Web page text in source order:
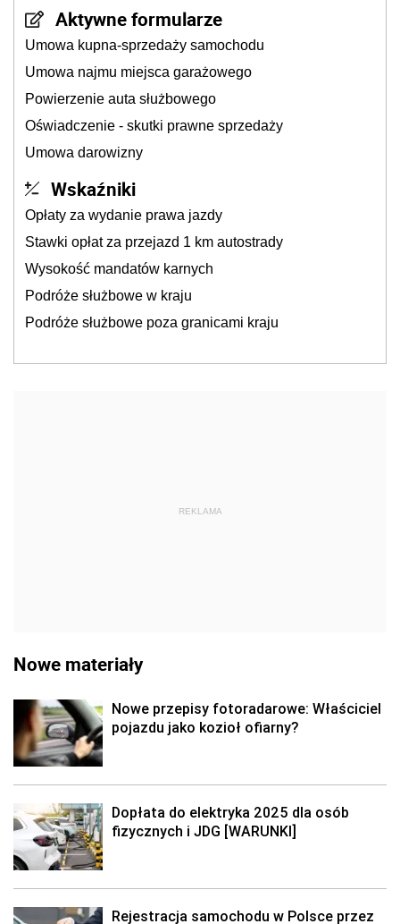
Aktywne formularze
Umowa kupna-sprzedaży samochodu
Umowa najmu miejsca garażowego
Powierzenie auta służbowego
Oświadczenie - skutki prawne sprzedaży
Umowa darowizny
Wskaźniki
Opłaty za wydanie prawa jazdy
Stawki opłat za przejazd 1 km autostrady
Wysokość mandatów karnych
Podróże służbowe w kraju
Podróże służbowe poza granicami kraju
REKLAMA
Nowe materiały
Nowe przepisy fotoradarowe: Właściciel
pojazdu jako kozioł ofiarny?
Dopłata do elektryka 2025 dla osób
fizycznych i JDG [WARUNKI]
Rejestracja samochodu w Polsce przez